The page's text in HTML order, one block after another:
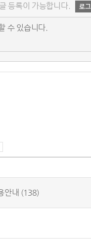
등록이 가능합니다.
안내 (138)